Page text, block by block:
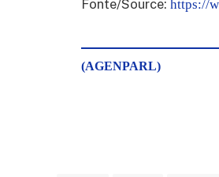
Fonte/Source: https://
(AGENPARL)